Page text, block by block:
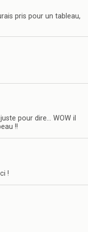
pris pour un tableau,
pour dire… WOW il
!!
!